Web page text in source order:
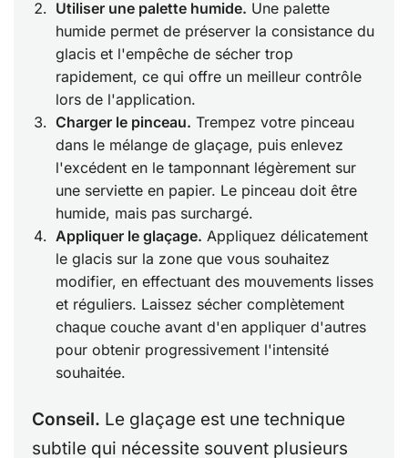
Utiliser une palette humide. Une palette
humide permet de préserver la consistance du
glacis et l'empêche de sécher trop
rapidement, ce qui offre un meilleur contrôle
lors de l'application.
Charger le pinceau. Trempez votre pinceau
dans le mélange de glaçage, puis enlevez
l'excédent en le tamponnant légèrement sur
une serviette en papier. Le pinceau doit être
humide, mais pas surchargé.
Appliquer le glaçage. Appliquez délicatement
le glacis sur la zone que vous souhaitez
modifier, en effectuant des mouvements lisses
et réguliers. Laissez sécher complètement
chaque couche avant d'en appliquer d'autres
pour obtenir progressivement l'intensité
souhaitée.
Conseil. Le glaçage est une technique
subtile qui nécessite souvent plusieurs